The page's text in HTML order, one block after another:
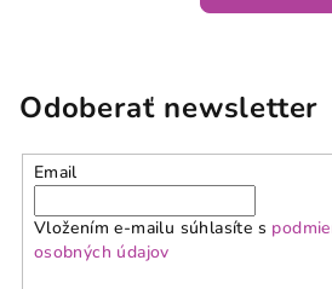
Odoberať newsletter
Email
Vložením e-mailu súhlasíte s
osobných údajov